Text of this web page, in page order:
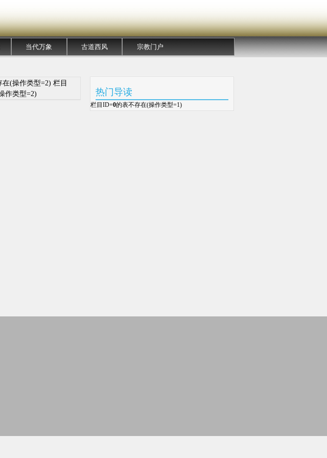
当代万象 古道西风 宗教门户
在(操作类型=2) 栏目
作类型=2) 热门导读
栏目ID=0的表不存在(操作类型=1)